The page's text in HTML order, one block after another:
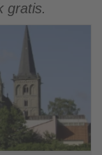
gratis.